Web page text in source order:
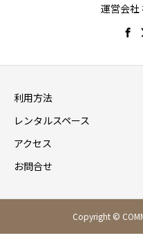
運営会社
利用方法
レンタルスペース
アクセス
お問合せ
Copyright ©